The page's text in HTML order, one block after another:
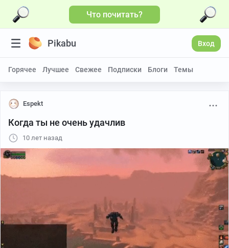
Что почитать?
Pikabu Вход
Горячее Лучшее Свежее Подписки Блоги Темы
Espekt
Когда ты не очень удачлив
10 лет назад